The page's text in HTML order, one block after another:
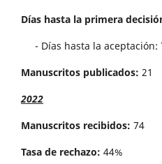
Días hasta la primera
- Días hasta la aceptación:
Manuscritos publicados: 21
2022
Manuscritos recibidos: 74
Tasa de rechazo: 44%